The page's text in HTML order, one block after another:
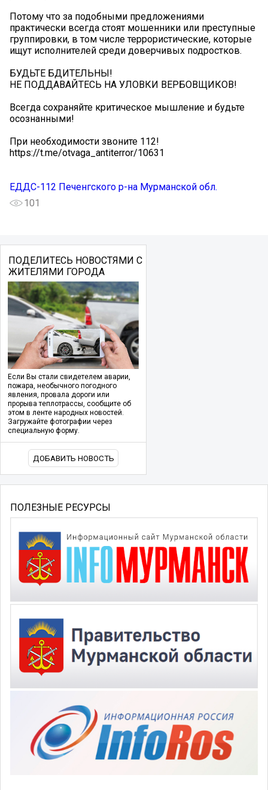
Потому что за подобными предложениями
практически всегда стоят мошенники или преступные
группировки, в том числе террористические, которые
ищут исполнителей среди доверчивых подростков.
БУДЬТЕ БДИТЕЛЬНЫ!
НЕ ПОДДАВАЙТЕСЬ НА УЛОВКИ ВЕРБОВЩИКОВ!
Всегда сохраняйте критическое мышление и будьте
осознанными!
При необходимости звоните 112!
https://t.me/otvaga_antiterror/10631
ЕДДС-112 Печенгского р-на Мурманской обл.
101
ПОДЕЛИТЕСЬ НОВОСТЯМИ С
ЖИТЕЛЯМИ ГОРОДА
Если Вы стали свидетелем аварии,
пожара, необычного погодного
явления, провала дороги или
прорыва теплотрассы, сообщите об
этом в ленте народных новостей.
Загружайте фотографии через
специальную форму.
ДОБАВИТЬ НОВОСТЬ
ПОЛЕЗНЫЕ РЕСУРСЫ